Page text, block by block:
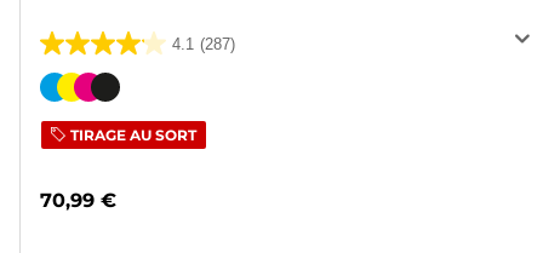
4.1 (287)
4.1
sur
étoiles.
avis
Cartouche
couleur
TIRAGE AU SORT
70,99 €